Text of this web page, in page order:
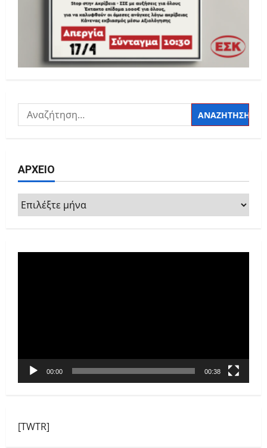
Αναζήτηση
για:
ΑΡΧΕΙΟ
ΑΡΧΕΙΟ
00:00 00:38
[TWTR]